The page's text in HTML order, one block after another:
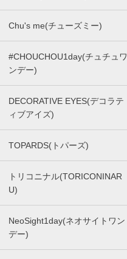
Chu's me(チューズミー)
#CHOUCHOU1day(チュチュワ
ンデー)
DECORATIVE EYES(デコラテ
ィブアイズ)
TOPARDS(トパーズ)
トリコニナル(TORICONINAR
U)
NeoSight1day(ネオサイトワン
デー)